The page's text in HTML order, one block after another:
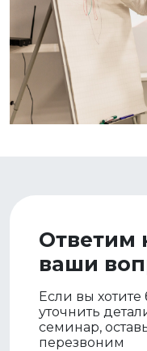
Ответим
ваши
Если вы хотите
уточнить
семинар,
перезвоним